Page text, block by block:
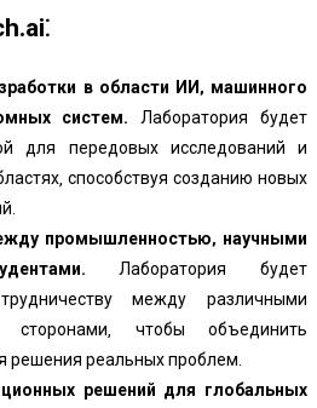
в области ИИ‚ машинного
систем. Лаборатория будет
для передовых исследований и
способствуя созданию новых
промышленностью‚ научными
Лаборатория будет
между различными
сторонами‚ чтобы объединить
решения реальных проблем.
решений для глобальных